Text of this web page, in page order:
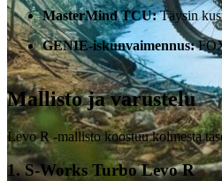
MasterMind TCU:Täysin
GENIE-iskunvaimennus:
Mallisto ja varustelu
Levo R -mallisto koostuu kolmesta
1. S-Works Turbo Levo R